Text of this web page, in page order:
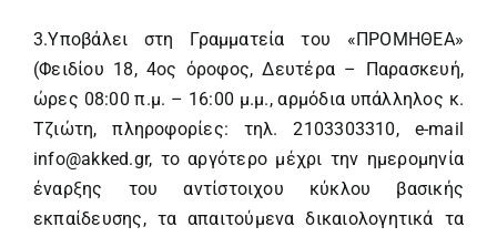
3.Υποβάλει στη Γραμματεία του «ΠΡΟΜΗΘΕΑ»
(Φειδίου 18, 4ος όροφος, Δευτέρα – Παρασκευή,
ώρες 08:00 π.μ. – 16:00 μ.μ., αρμόδια υπάλληλος κ.
Τζιώτη, πληροφορίες: τηλ. 2103303310, e-mail
info@akked.gr, το αργότερο μέχρι την ημερομηνία
έναρξης του αντίστοιχου κύκλου βασικής
εκπαίδευσης, τα απαιτούμενα δικαιολογητικά τα